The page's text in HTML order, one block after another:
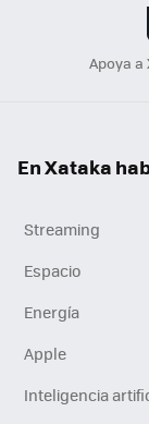
Apoya
En Xataka
Streaming
Espacio
Energía
Apple
Inteligencia